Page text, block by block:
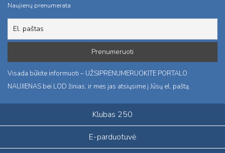
Naujienų prenumerata
Visada būkite informuoti – UŽSIPRENUMERUOKITE PORTALO
NAUJIENAS bei LOD žinias, ir mes jas atsiųsime į Jūsų el. paštą.
Klubas 250
E-parduotuvė